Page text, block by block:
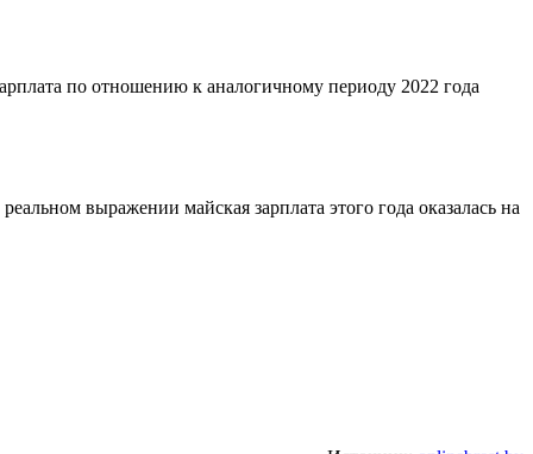
по отношению к аналогичному периоду 2022 года
выражении майская зарплата этого года оказалась на